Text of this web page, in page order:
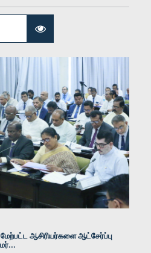
சானக, பா.உ.
உறுப்பினர்
கருணாதிலக்க, பா.உ.
ஆசிரியர்களை ஆட்சேர்ப்பு